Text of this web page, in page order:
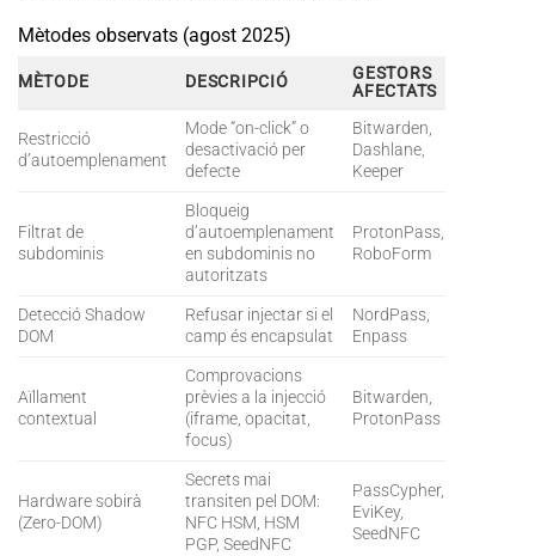
Mètodes observats (agost 2025)
MÈTODE DESCRIPCIÓ
GESTORS
AFECTATS
Restricció
d’autoemplenament
Mode “on-click” o
desactivació per
defecte
Bitwarden,
Dashlane,
Keeper
Filtrat de
subdominis
Bloqueig
d’autoemplenament
en subdominis no
autoritzats
ProtonPass,
RoboForm
Detecció Shadow
DOM
Refusar injectar si el
camp és encapsulat
NordPass,
Enpass
Aïllament
contextual
Comprovacions
prèvies a la injecció
(iframe, opacitat,
focus)
Bitwarden,
ProtonPass
Hardware sobirà
(Zero-DOM)
Secrets mai
transiten pel DOM:
NFC HSM, HSM
PGP, SeedNFC
PassCypher,
EviKey,
SeedNFC